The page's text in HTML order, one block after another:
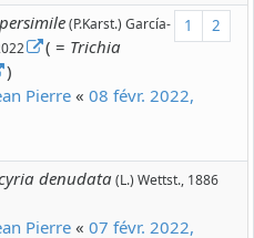
1 2
(P.Karst.) García-
( = Trichia
)
Pierre « 08 févr. 2022,
denudata(L.) Wettst., 1886
Pierre « 07 févr. 2022,